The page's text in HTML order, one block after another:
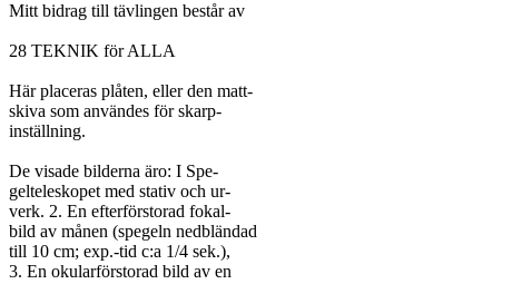
Mitt bidrag till tävlingen består av
28 TEKNIK för ALLA
Här placeras plåten, eller den matt-
skiva som användes för skarp-
inställning.
De visade bilderna äro: I Spe-
gelteleskopet med stativ och ur-
verk. 2. En efterförstorad fokal-
bild av månen (spegeln nedbländad
till 10 cm; exp.-tid c:a 1/4 sek.),
3. En okularförstorad bild av en